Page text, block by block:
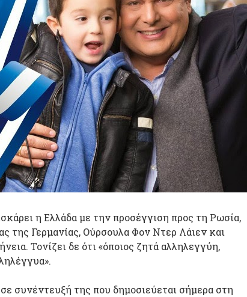
η Ελλάδα με την προσέγγιση προς τη Ρωσία,
της Γερμανίας, Ούρσουλα Φον Ντερ Λάιεν και
Τονίζει δε ότι «όποιος ζητά αλληλεγγύη,
συνέντευξή της που δημοσιεύεται σήμερα στη